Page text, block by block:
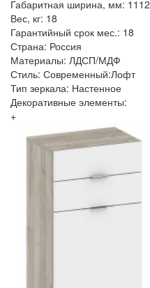
Габаритная ширина, мм: 1112
Вес, кг: 18
Гарантийный срок мес.: 18
Страна: Россия
Материалы: ЛДСП/МДФ
Стиль: Современный:Лофт
Тип зеркала: Настенное
Декоративные элементы:
+